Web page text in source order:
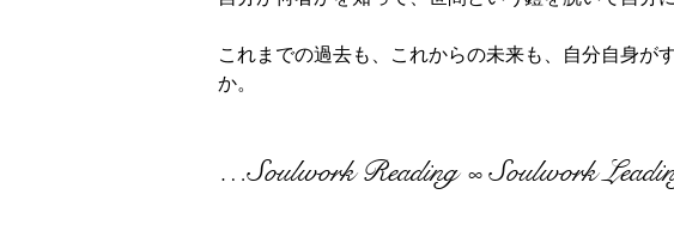
これまでの過去も、これからの未来も、自分自身が
か。
…Soulwork Reading ∞ Soulwork